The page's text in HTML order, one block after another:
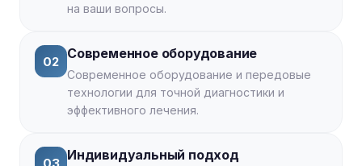
на ваши вопросы.
02 Современное оборудование
Современное оборудование и передовые
технологии для точной диагностики и
эффективного лечения.
Индивидуальный подход